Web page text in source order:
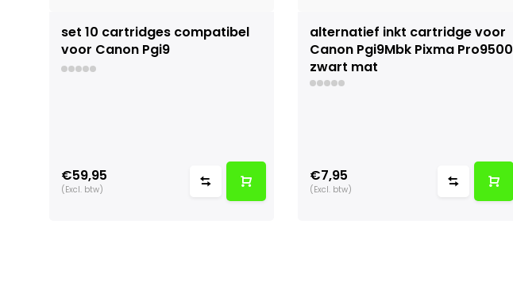
set 10 cartridges compatibel
voor Canon Pgi9
€59,95
(Excl. btw)
alternatief inkt cartridge voor
Canon Pgi9Mbk Pixma Pro9500
zwart mat
€7,95
(Excl. btw)